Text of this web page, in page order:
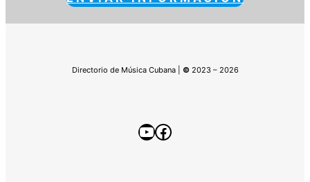
Directorio de Música Cubana | © 2023 – 2026
YouTube
Facebook